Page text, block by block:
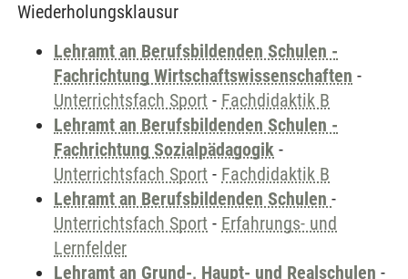
Wiederholungsklausur
Lehramt an Berufsbildenden Schulen -
Fachrichtung Wirtschaftswissenschaften -
Unterrichtsfach Sport - Fachdidaktik B
Lehramt an Berufsbildenden Schulen -
Fachrichtung Sozialpädagogik -
Unterrichtsfach Sport - Fachdidaktik B
Lehramt an Berufsbildenden Schulen -
Unterrichtsfach Sport - Erfahrungs- und
Lernfelder
Lehramt an Grund-, Haupt- und Realschulen -